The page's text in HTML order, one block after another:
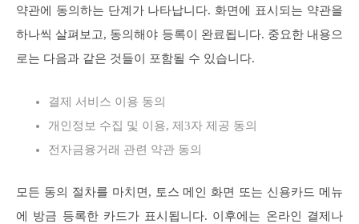
약관에 동의하는 단계가 나타납니다. 화면에 표시되는 약관을
하나씩 살펴보고, 동의해야 등록이 완료됩니다. 중요한 내용으
로는 다음과 같은 것들이 포함될 수 있습니다.
결제 서비스 이용 동의
개인정보 수집 및 이용, 제3자 제공 동의
전자금융거래 관련 약관 동의
모든 동의 절차를 마치면, 토스 메인 화면 또는 신용카드 메뉴
에 방금 등록한 카드가 표시됩니다. 이후에는 온라인 결제나